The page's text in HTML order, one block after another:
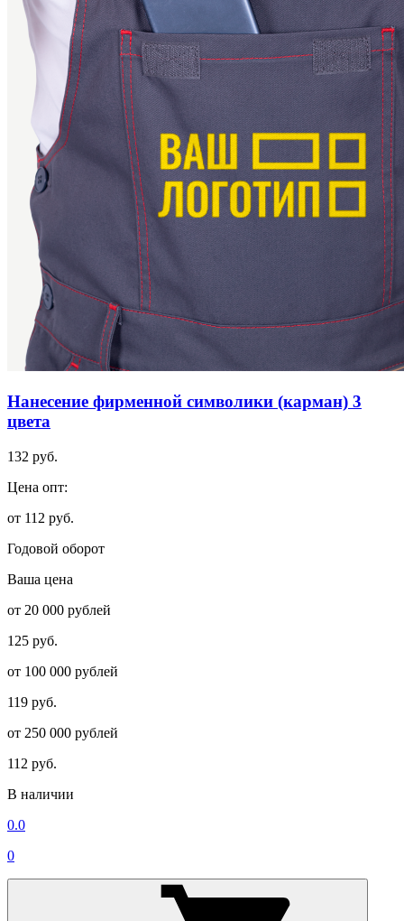
Нанесение фирменной символики (карман) 3
цвета
132 руб.
Цена опт:
от 112 руб.
Годовой оборот
Ваша цена
от 20 000 рублей
125 руб.
от 100 000 рублей
119 руб.
от 250 000 рублей
112 руб.
В наличии
0.0
0